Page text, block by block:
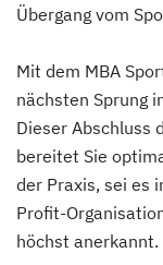
Übergang vom
Mit dem MBA
nächsten Sprung
Dieser Abschluss
bereitet Sie
der Praxis, sei es
Profit-
höchst anerkannt.